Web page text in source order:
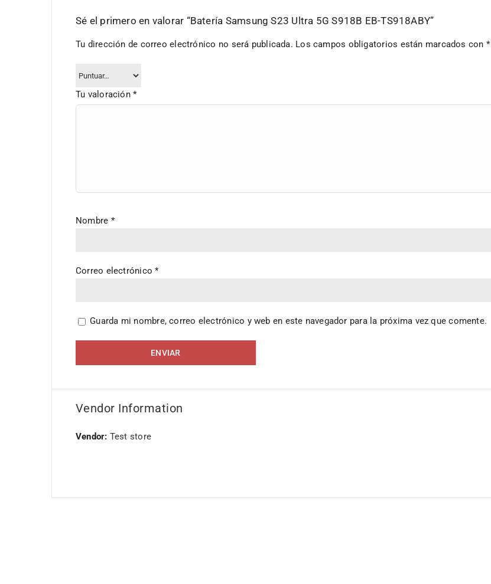
Sé el primero en valorar “Batería Samsung S23 Ultra 5G S918B EB-TS918ABY”
Tu dirección de correo electrónico no será publicada. Los campos obligatorios están marcados con *
Tu valoración*
Nombre *
Correo electrónico*
Guarda mi nombre, correo electrónico y web en este navegador para la próxima vez que comente.
Vendor Information
Vendor: Test store